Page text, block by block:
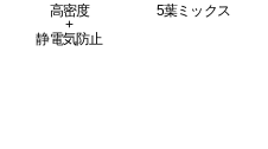
高密度
+
静電気防止
5葉ミックス